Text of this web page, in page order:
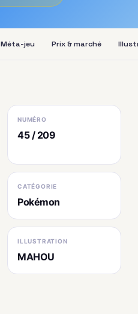
Méta-jeu Prix & marché
NUMÉRO
45 / 209
CATÉGORIE
Pokémon
ILLUSTRATION
MAHOU